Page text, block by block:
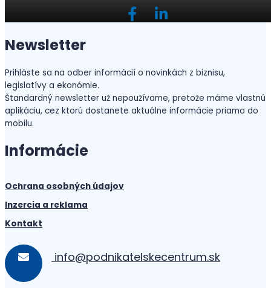
Newsletter
Prihláste sa na odber informácií o novinkách z biznisu,
legislatívy a ekonómie.
Štandardný newsletter už nepoužívame, pretože máme vlastnú
aplikáciu, cez ktorú dostanete aktuálne informácie priamo do
mobilu.
Informácie
Ochrana osobných údajov
Inzercia a reklama
Kontakt
info@podnikatelskecentrum.sk